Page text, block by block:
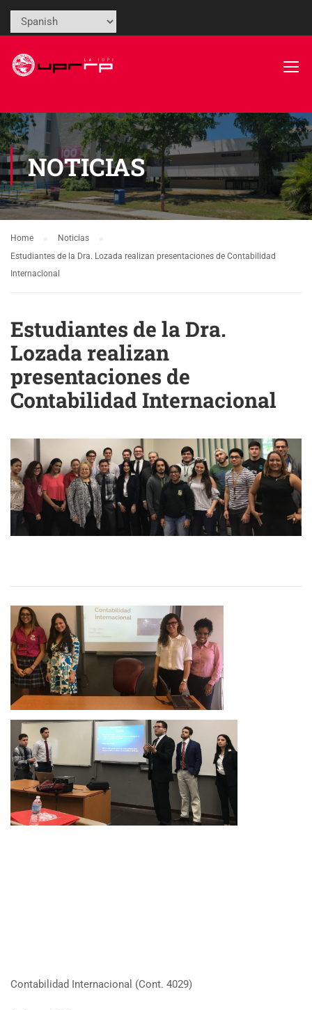
NOTICIAS
Home
Noticias
Estudiantes de la Dra. Lozada realizan presentaciones de Contabilidad
Internacional
Estudiantes de la Dra.
Lozada realizan
presentaciones de
Contabilidad Internacional
Contabilidad Internacional (Cont. 4029)